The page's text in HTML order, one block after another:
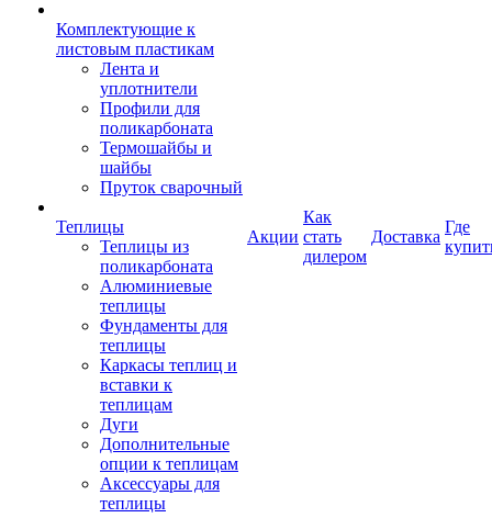
Комплектующие к
листовым пластикам
Лента и
уплотнители
Профили для
поликарбоната
Термошайбы и
шайбы
Пруток сварочный
Теплицы
Теплицы из
поликарбоната
Алюминиевые
теплицы
Фундаменты для
теплицы
Каркасы теплиц и
вставки к
теплицам
Дуги
Дополнительные
опции к теплицам
Аксессуары для
теплицы
Акции
Как
стать
дилером
Доставка
Где